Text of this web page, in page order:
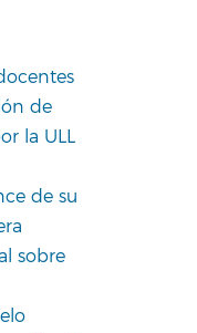
de
la ULL
de su
sobre